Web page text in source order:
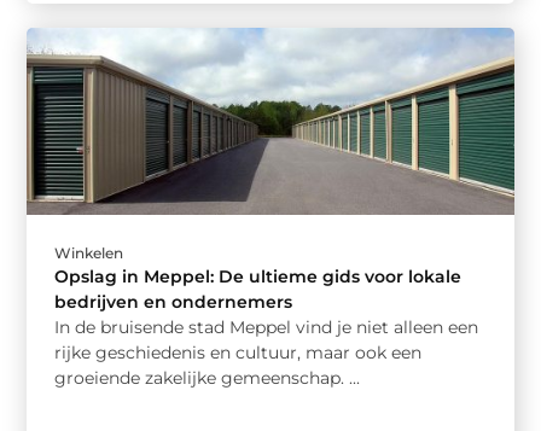
Winkelen
Opslag in Meppel: De ultieme gids voor lokale
bedrijven en ondernemers
In de bruisende stad Meppel vind je niet alleen een
rijke geschiedenis en cultuur, maar ook een
groeiende zakelijke gemeenschap. ...